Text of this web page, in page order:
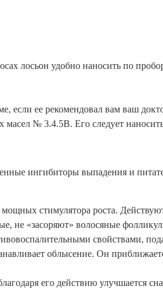
лосьон удобно наносить по
если ее рекомендовал вам ваш
№ 3.4.5В. Его следует
ингибиторы выпадения и
стимулятора роста.
не «засоряют» волосяные
свойствами,
облысение. Он
его действию улучшается